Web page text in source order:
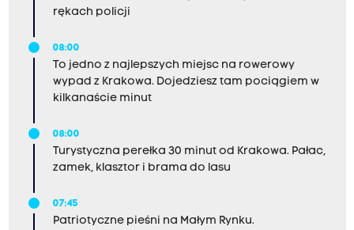
rękach policji
08:00
To jedno z najlepszych miejsc na rowerowy
wypad z Krakowa. Dojedziesz tam pociągiem w
kilkanaście minut
08:00
Turystyczna perełka 30 minut od Krakowa. Pałac,
zamek, klasztor i brama do lasu
07:45
Patriotyczne pieśni na Małym Rynku.